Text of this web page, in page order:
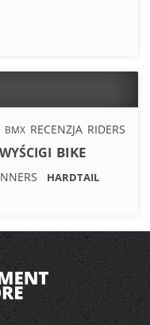
BMX RECENZJA RIDERS
WYŚCIGI BIKE
HARDTAIL